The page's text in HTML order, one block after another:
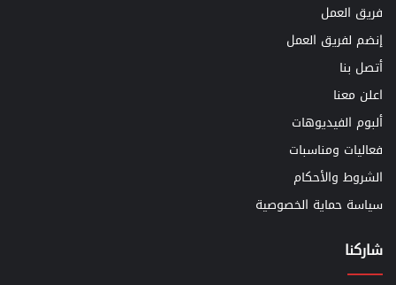
فريق العمل
إنضم لفريق العمل
أتصل بنا
اعلن معنا
ألبوم الفيديوهات
فعاليات ومناسبات
الشروط والأحكام
سياسة حماية الخصوصية
شاركنا